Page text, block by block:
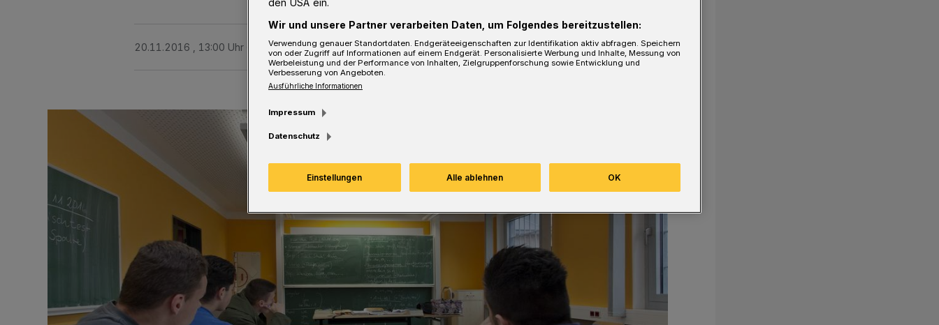
20.11.2016 , 13:00 Uhr 5 Minuten Lesezeit
den USA ein.
Wir und unsere Partner verarbeiten Daten, um Folgendes bereitzustellen:
Verwendung genauer Standortdaten. Endgeräteeigenschaften zur Identifikation aktiv abfragen. Speichern
von oder Zugriff auf Informationen auf einem Endgerät. Personalisierte Werbung und Inhalte, Messung von
Werbeleistung und der Performance von Inhalten, Zielgruppenforschung sowie Entwicklung und
Verbesserung von Angeboten.
Ausführliche Informationen
Impressum
Datenschutz
Einstellungen Alle ablehnen OK